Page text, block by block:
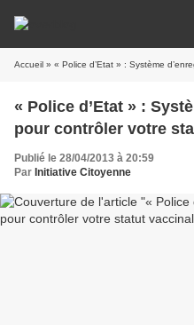
Accueil » « Police d’Etat » : Système
« Police d’Etat » :
pour contrôler votre
Publié le 28/04/2013 à 20:59
Par Initiative Citoyenne